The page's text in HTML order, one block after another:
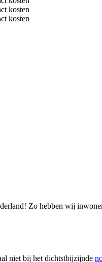
Zo hebben wij
niet bij het dichtstbijzijnde